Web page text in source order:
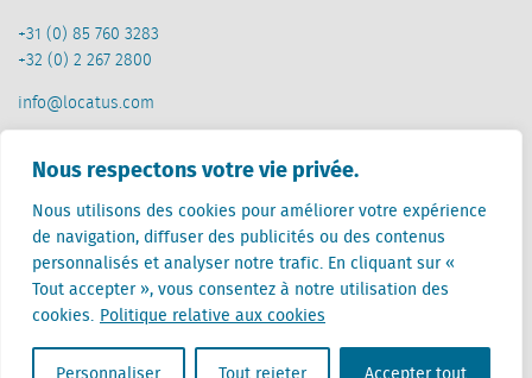
Nous respectons votre vie privée.
Nous utilisons des cookies pour améliorer votre expérience
de navigation, diffuser des publicités ou des contenus
personnalisés et analyser notre trafic. En cliquant sur «
Tout accepter », vous consentez à notre utilisation des
cookies. Politique relative aux cookies
Personnaliser Tout rejeter Accepter tout
+31 (0) 85 760 3283
+32 (0) 2 267 2800
info@locatus.com
Offices
Pays-Bas (siège)
Creative Valley
Stationsplein 32
3511 ED Utrecht
Belgique
Rue Cantersteen 47